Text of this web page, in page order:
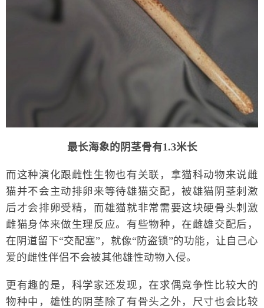
最长海象的阴茎骨有1.3米长
而这种演化跟雌性生物也有关联，拿猫科动物来说雌
猫并不会主动排卵来等待雄猫交配，被雄猫阴茎刺激
后才会排卵受精，而雄猫就非常需要这块硬骨头刺激
雌猫身体来做生理反应。有些物种，在雌雄交配后，
在阴道留下“交配塞”，就像“防盗锁”的功能，让自己心
爱的雌性伴侣不会被其他雄性动物入侵。
更有趣的是，科学家还发现，在求偶竞争性比较大的
物种中，雄性的阴茎除了有骨头之外，尺寸也会比较